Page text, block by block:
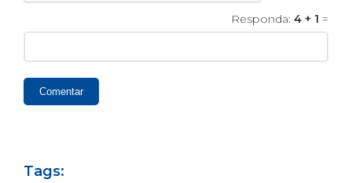
Responda: 4 + 1 =
Comentar
Tags: